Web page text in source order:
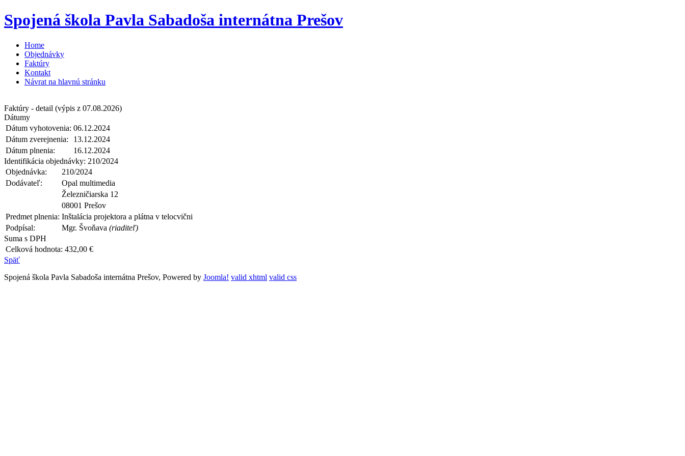
Spojená škola Pavla Sabadoša internátna Prešov
Home
Objednávky
Faktúry
Kontakt
Návrat na hlavnú stránku
Faktúry - detail (výpis z 07.08.2026)
Dátumy
Dátum vyhotovenia: 06.12.2024
Dátum zverejnenia:
13.12.2024
Dátum plnenia:
16.12.2024
Identifikácia objednávky: 210/2024
Objednávka:
210/2024
Dodávateľ:
Opal multimedia
Železničiarska 12
08001 Prešov
Predmet plnenia: Inštalácia projektora a plátna v telocvični
Podpísal:
Mgr. Švoňava (riaditeľ)
Suma s DPH
Celková hodnota: 432,00 €
Späť
Spojená škola Pavla Sabadoša internátna Prešov, Powered by Joomla! valid xhtml valid css